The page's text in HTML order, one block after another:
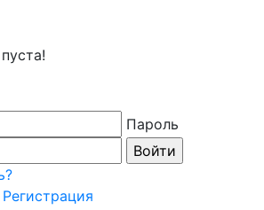
Пароль
Регистрация